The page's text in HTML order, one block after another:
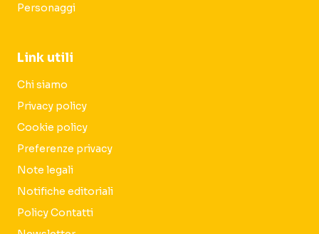
Personaggi
Link utili
Chi siamo
Privacy policy
Cookie policy
Preferenze privacy
Note legali
Notifiche editoriali
Policy Contatti